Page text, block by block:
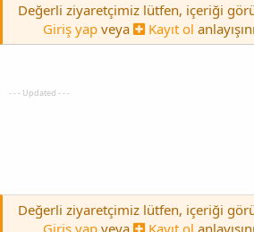
Değerli ziyaretçimiz lütfen, içeriği
Giriş yap veya Kayıt ol
- - - Updated - - -
Değerli ziyaretçimiz lütfen, içeriği